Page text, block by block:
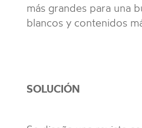
más grandes para una
blancos y contenidos
SOLUCIÓN